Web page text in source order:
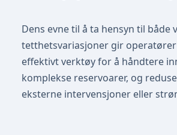
Dens evne til å ta hensyn til både
tetthetsvariasjoner gir
effektivt verktøy for å håndtere
komplekse reservoarer, og
eksterne intervensjoner eller